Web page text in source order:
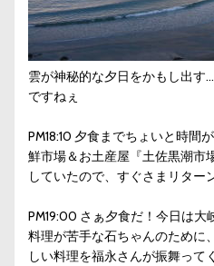
雲が神秘的な夕日をかもし出す
ですねぇ
PM18:10 夕食までちょいと時間
鮮市場＆お土産屋『土佐黒潮市
していたので、すぐさまリターン
PM19:00 さぁ夕食だ！今日は大
料理が苦手な石ちゃんのために
しい料理を福永さんが振舞って